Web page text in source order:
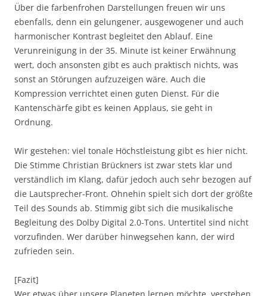
Über die farbenfrohen Darstellungen freuen wir uns
ebenfalls, denn ein gelungener, ausgewogener und auch
harmonischer Kontrast begleitet den Ablauf. Eine
Verunreinigung in der 35. Minute ist keiner Erwähnung
wert, doch ansonsten gibt es auch praktisch nichts, was
sonst an Störungen aufzuzeigen wäre. Auch die
Kompression verrichtet einen guten Dienst. Für die
Kantenschärfe gibt es keinen Applaus, sie geht in
Ordnung.
Wir gestehen: viel tonale Höchstleistung gibt es hier nicht.
Die Stimme Christian Brückners ist zwar stets klar und
verständlich im Klang, dafür jedoch auch sehr bezogen auf
die Lautsprecher-Front. Ohnehin spielt sich dort der größte
Teil des Sounds ab. Stimmig gibt sich die musikalische
Begleitung des Dolby Digital 2.0-Tons. Untertitel sind nicht
vorzufinden. Wer darüber hinwegsehen kann, der wird
zufrieden sein.
[Fazit]